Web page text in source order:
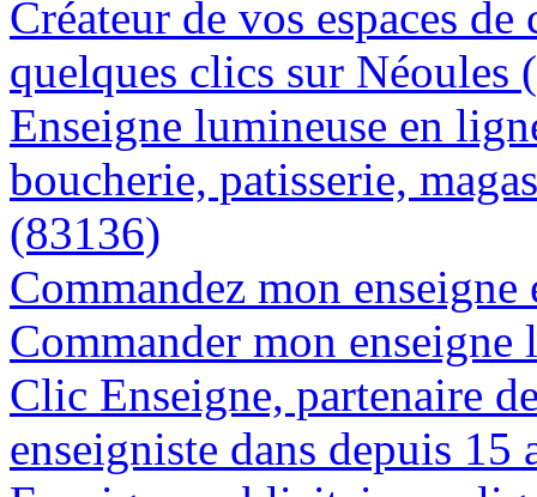
Créateur de vos espaces
quelques clics sur Néoules
Enseigne lumineuse en
boucherie, patisserie,
(83136)
Commandez mon
Commander mon
Clic Enseigne, partenaire
enseigniste dans depuis 15